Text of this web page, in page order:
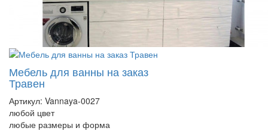
Мебель для ванны на заказ
Травен
Артикул: Vannaya-0027
любой цвет
любые размеры и форма